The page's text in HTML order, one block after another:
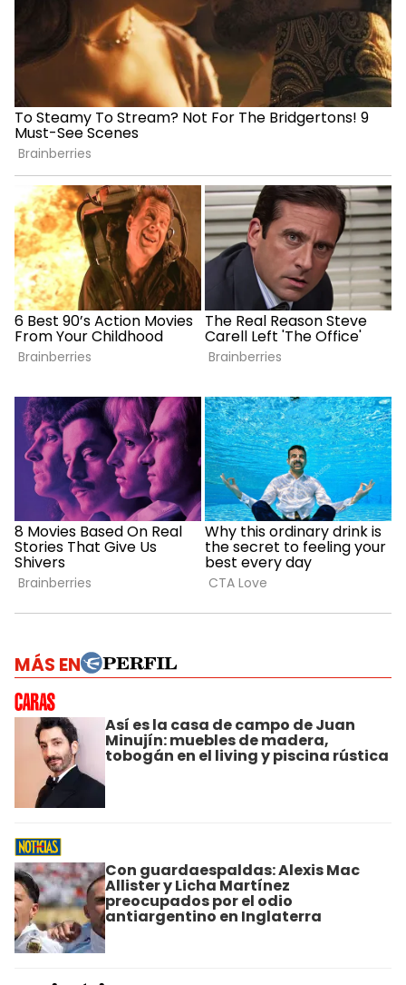
MÁS EN
Así es la casa de campo de Juan
Minujín: muebles de madera,
tobogán en el living y piscina rústica
Con guardaespaldas: Alexis Mac
Allister y Licha Martínez
preocupados por el odio
antiargentino en Inglaterra